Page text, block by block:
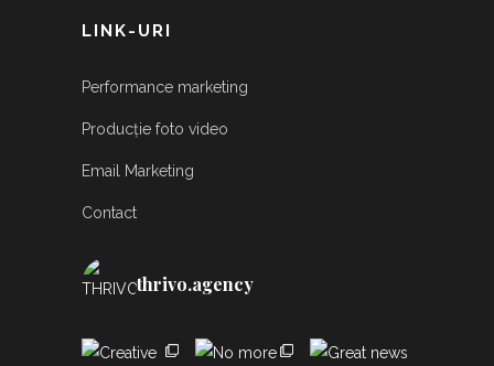
LINK-URI
Performance marketing
Producție foto video
Email Marketing
Contact
thrivo.agency